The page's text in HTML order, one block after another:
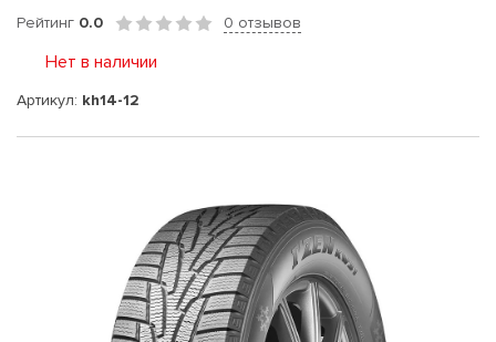
Рейтинг 0.0 0 отзывов
Нет в наличии
Артикул: kh14-12